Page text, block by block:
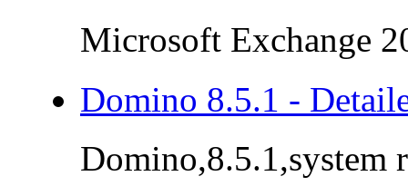
Microsoft Exchange
Domino 8.5.1 -
Domino,8.5.1,system